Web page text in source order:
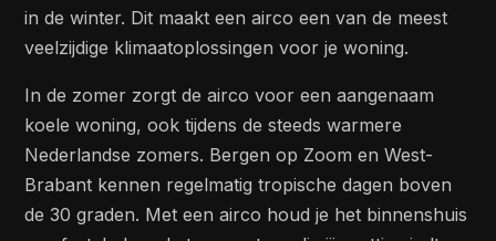
in de winter. Dit maakt een airco een van de meest
veelzijdige klimaatoplossingen voor je woning.
In de zomer zorgt de airco voor een aangenaam
koele woning, ook tijdens de steeds warmere
Nederlandse zomers. Bergen op Zoom en West-
Brabant kennen regelmatig tropische dagen boven
de 30 graden. Met een airco houd je het binnenshuis